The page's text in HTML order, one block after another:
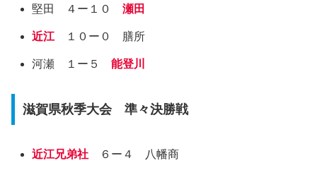
堅田 ４ー１０瀬田
近江 １０ー０ 膳所
河瀬 １ー５能登川
滋賀県秋季大会 準々決勝戦
近江兄弟社 ６ー４ 八幡商